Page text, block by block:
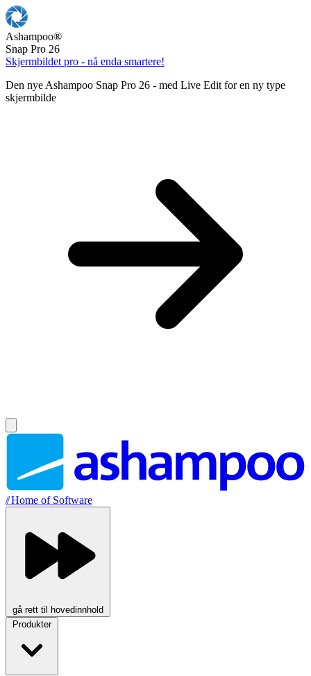
Ashampoo®
Snap Pro 26
Skjermbildet pro - nå enda smartere!
Den nye Ashampoo Snap Pro 26 - med Live Edit for en ny type
skjermbilde
//Home of Software
gå rett til hovedinnhold
Produkter